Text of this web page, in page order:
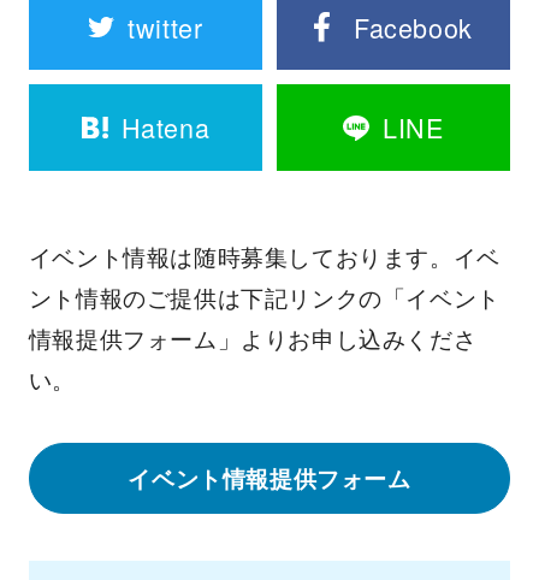
twitter Facebook
Hatena LINE
イベント情報は随時募集しております。イベ
ント情報のご提供は下記リンクの「イベント
情報提供フォーム」よりお申し込みくださ
い。
イベント情報提供フォーム